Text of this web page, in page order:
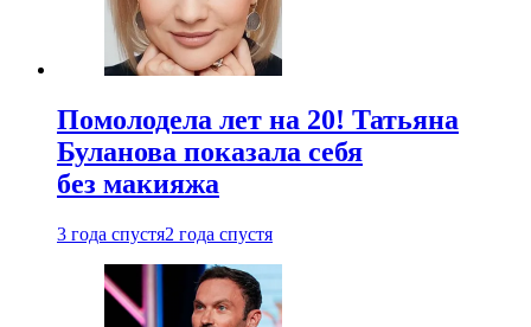
Помолодела лет на 20! Татьяна
Буланова показала себя
без макияжа
3 года спустя2 года спустя